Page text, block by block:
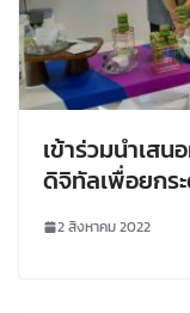
เข้าร่วมนำเส
ดิจิทัลเพื่อยกร
วิจัยแห่งชาติ
2 สิงหาคม 2022